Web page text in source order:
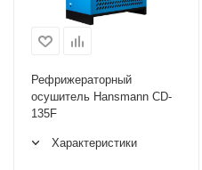
Рефрижераторный
осушитель Hansmann CD-
135F
Характеристики